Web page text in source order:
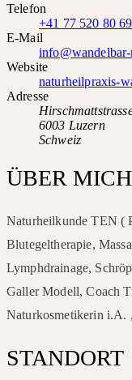
Telefon
+41 77 520 80 69
E-Mail
Website
naturheilpraxis-
Adresse
6003 Luzern
Schweiz
ÜBER MICH
Naturheilkunde TEN (
Blutegeltherapie,
Lymphdrainage,
Galler Modell, Coach
Naturkosmetikerin i.A.
STANDORT